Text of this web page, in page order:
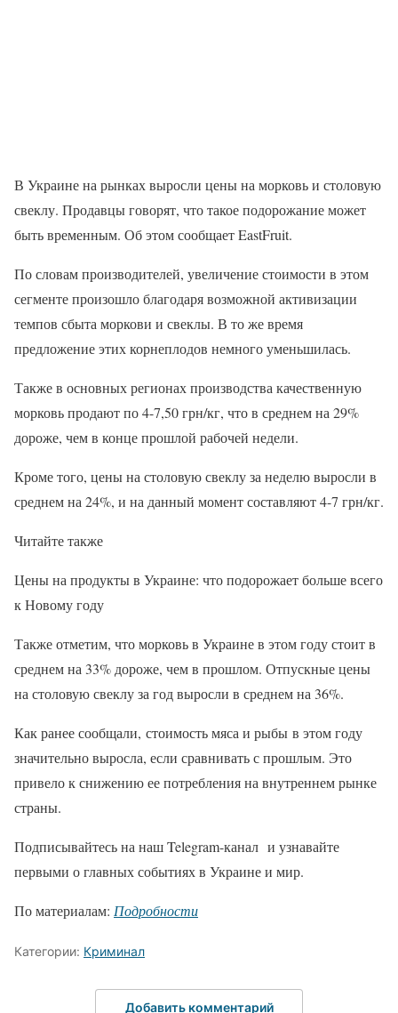
В Украине на рынках выросли цены на морковь и столовую
свеклу. Продавцы говорят, что такое подорожание может
быть временным. Об этом сообщает EastFruit.
По словам производителей, увеличение стоимости в этом
сегменте произошло благодаря возможной активизации
темпов сбыта моркови и свеклы. В то же время
предложение этих корнеплодов немного уменьшилась.
Также в основных регионах производства качественную
морковь продают по 4-7,50 грн/кг, что в среднем на 29%
дороже, чем в конце прошлой рабочей недели.
Кроме того, цены на столовую свеклу за неделю выросли в
среднем на 24%, и на данный момент составляют 4-7 грн/кг.
Читайте также
Цены на продукты в Украине: что подорожает больше всего
к Новому году
Также отметим, что морковь в Украине в этом году стоит в
среднем на 33% дороже, чем в прошлом. Отпускные цены
на столовую свеклу за год выросли в среднем на 36%.
Как ранее сообщали, стоимость мяса и рыбы в этом году
значительно выросла, если сравнивать с прошлым. Это
привело к снижению ее потребления на внутреннем рынке
страны.
Подписывайтесь на наш Telegram-канал и узнавайте
первыми о главных событиях в Украине и мир.
По материалам: Подробности
Категории: Криминал
Добавить комментарий